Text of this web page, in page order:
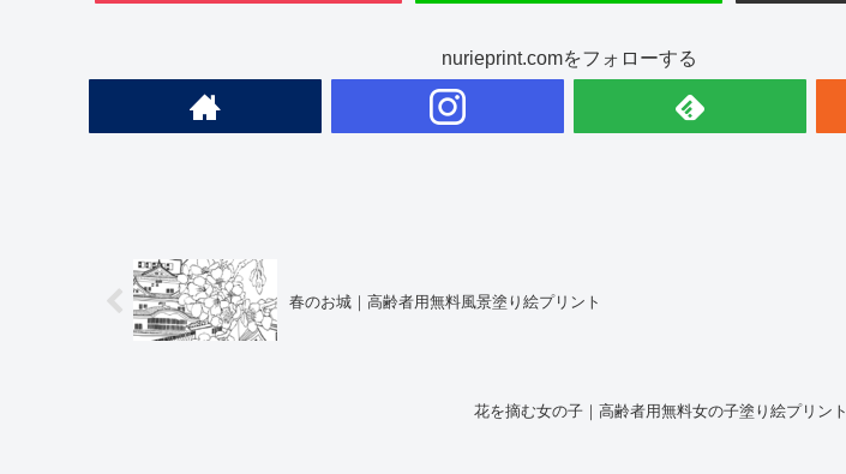
nurieprint.comをフォローする
春のお城｜高齢者用無料風景塗り絵プリント
花を摘む女の子｜高齢者用無料女の子塗り絵プリント